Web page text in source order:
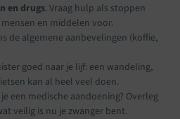
en drugs. Vraag hulp als stoppen
en middelen voor.
de algemene aanbevelingen (koffie,
goed naar je lijf: een wandeling,
kan al heel veel doen.
een medische aandoening? Overleg
veilig is nu je zwanger bent.